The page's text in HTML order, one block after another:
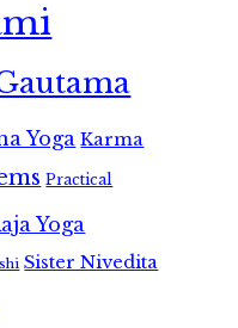
Yoga Karma
Practical
Yoga
Sister Nivedita